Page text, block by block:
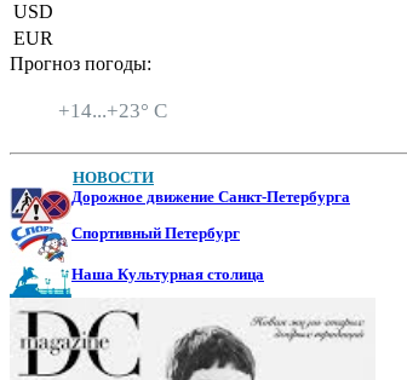
USD
EUR
Прогноз погоды:
+14...+23° C
НОВОСТИ
Дорожное движение Санкт-Петербурга
Спортивный Петербург
Наша Культурная столица